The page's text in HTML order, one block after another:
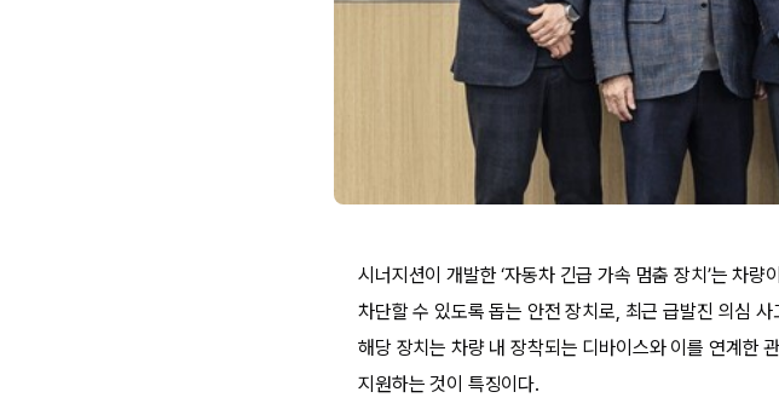
시너지션이 개발한 ‘자동차 긴급 가속 멈춤 장치’는 차
차단할 수 있도록 돕는 안전 장치로, 최근 급발진 의심
해당 장치는 차량 내 장착되는 디바이스와 이를 연계한
지원하는 것이 특징이다.